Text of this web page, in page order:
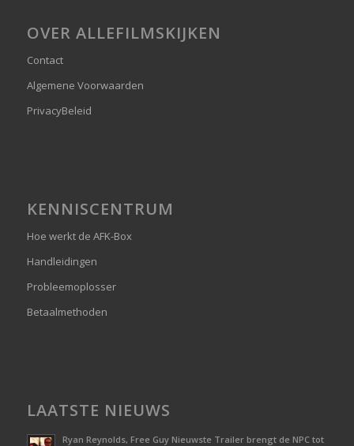
OVER ALLEFILMSKIJKEN
Contact
Algemene Voorwaarden
PrivacyBeleid
KENNISCENTRUM
Hoe werkt de AFK-Box
Handleidingen
Probleemoplosser
Betaalmethoden
LAATSTE NIEUWS
Ryan Reynolds, Free Guy Nieuwste Trailer brengt de NPC tot